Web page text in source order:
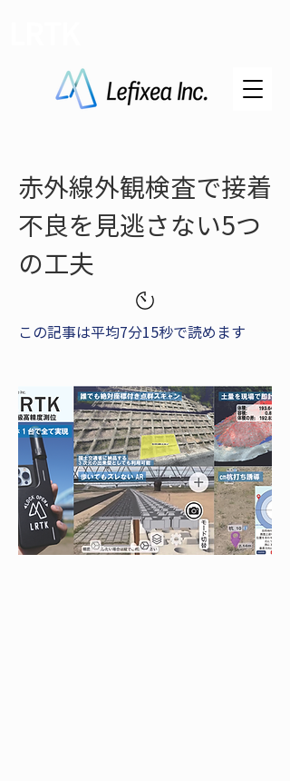
赤外線外観検査で接着
不良を見逃さない5つ
の工夫
この記事は平均7分15秒で読めます